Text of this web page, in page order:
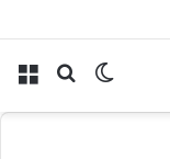
بحث الوضع